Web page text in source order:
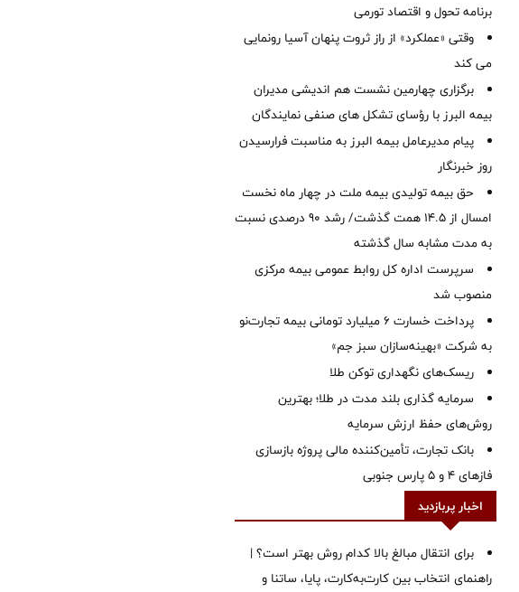
برنامه تحول و اقتصاد تورمی
وقتی «عملکرد» از راز ثروت پنهان آسیا رونمایی
می کند
برگزاری چهارمین نشست هم اندیشی مدیران
بیمه البرز با رؤسای تشکل های صنفی نمایندگان
پیام مدیرعامل بیمه البرز به مناسبت فرارسیدن
روز خبرنگار
حق بیمه تولیدی بیمه ملت در چهار ماه نخست
امسال از 14.5 همت گذشت/ رشد 90 درصدی نسبت
به مدت مشابه سال گذشته
سرپرست اداره كل روابط عمومی بیمه مركزی
منصوب شد
پرداخت خسارت ۶ میلیارد تومانی بیمه تجارت‌نو
به شرکت «بهینه‌سازان سبز جم»
ریسک‌های نگهداری توکن طلا
سرمایه گذاری بلند مدت در طلا؛ بهترین
روش‌های حفظ ارزش سرمایه
بانک تجارت، تأمین‌کننده مالی پروژه بازسازی
فازهای ۴ و ۵ پارس جنوبی
اخبار پربازدید
برای انتقال مبالغ بالا کدام روش بهتر است؟ |
راهنمای انتخاب بین کارت‌به‌کارت، پایا، ساتنا و